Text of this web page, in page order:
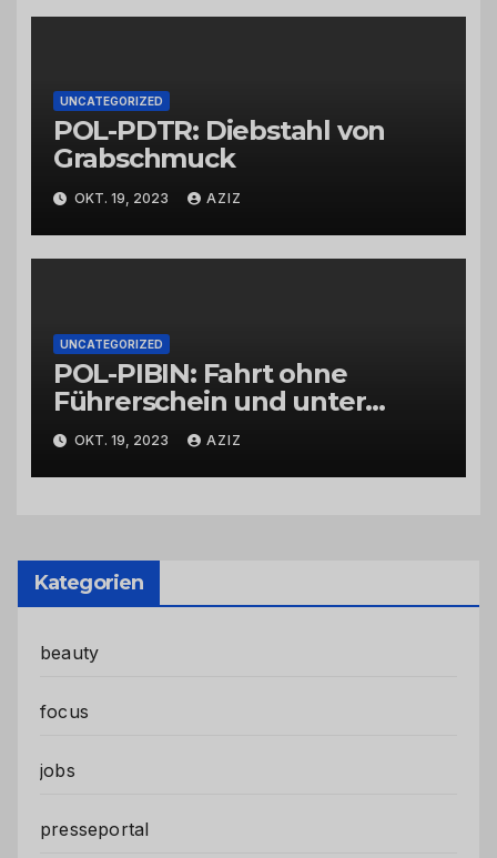
UNCATEGORIZED
POL-PDTR: Diebstahl von
Grabschmuck
OKT. 19, 2023 AZIZ
UNCATEGORIZED
POL-PIBIN: Fahrt ohne
Führerschein und unter
Einfluss von Drogen
OKT. 19, 2023 AZIZ
Kategorien
beauty
focus
jobs
presseportal